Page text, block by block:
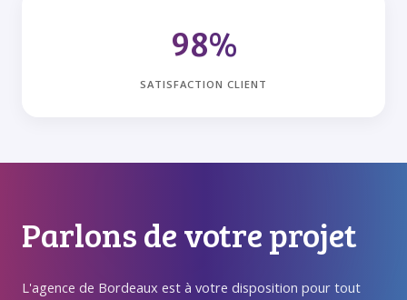
98%
SATISFACTION CLIENT
Parlons de votre projet
L'agence de Bordeaux est à votre disposition pour tout